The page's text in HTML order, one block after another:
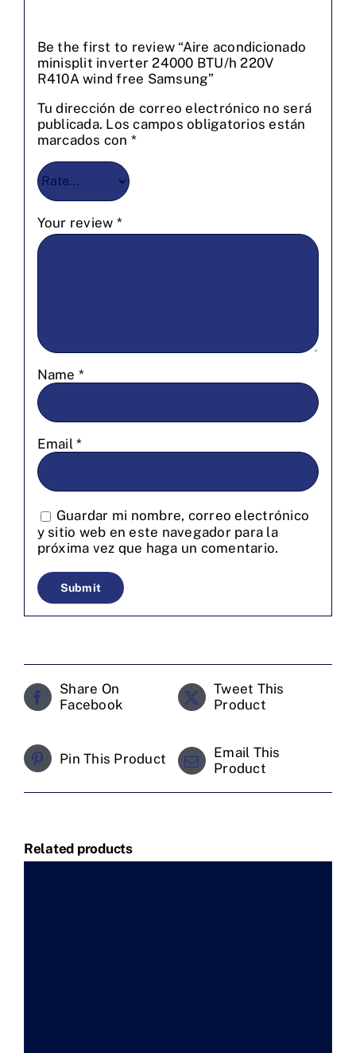
Be the first to review “Aire acondicionado
minisplit inverter 24000 BTU/h 220V
R410A wind free Samsung”
Tu dirección de correo electrónico no será
publicada. Los campos obligatorios están
marcados con *
Your review *
Name *
Email*
Guardar mi nombre, correo electrónico
y sitio web en este navegador para la
próxima vez que haga un comentario.
Share On
Facebook
Tweet This
Product
Pin This Product
Email This
Product
Related products